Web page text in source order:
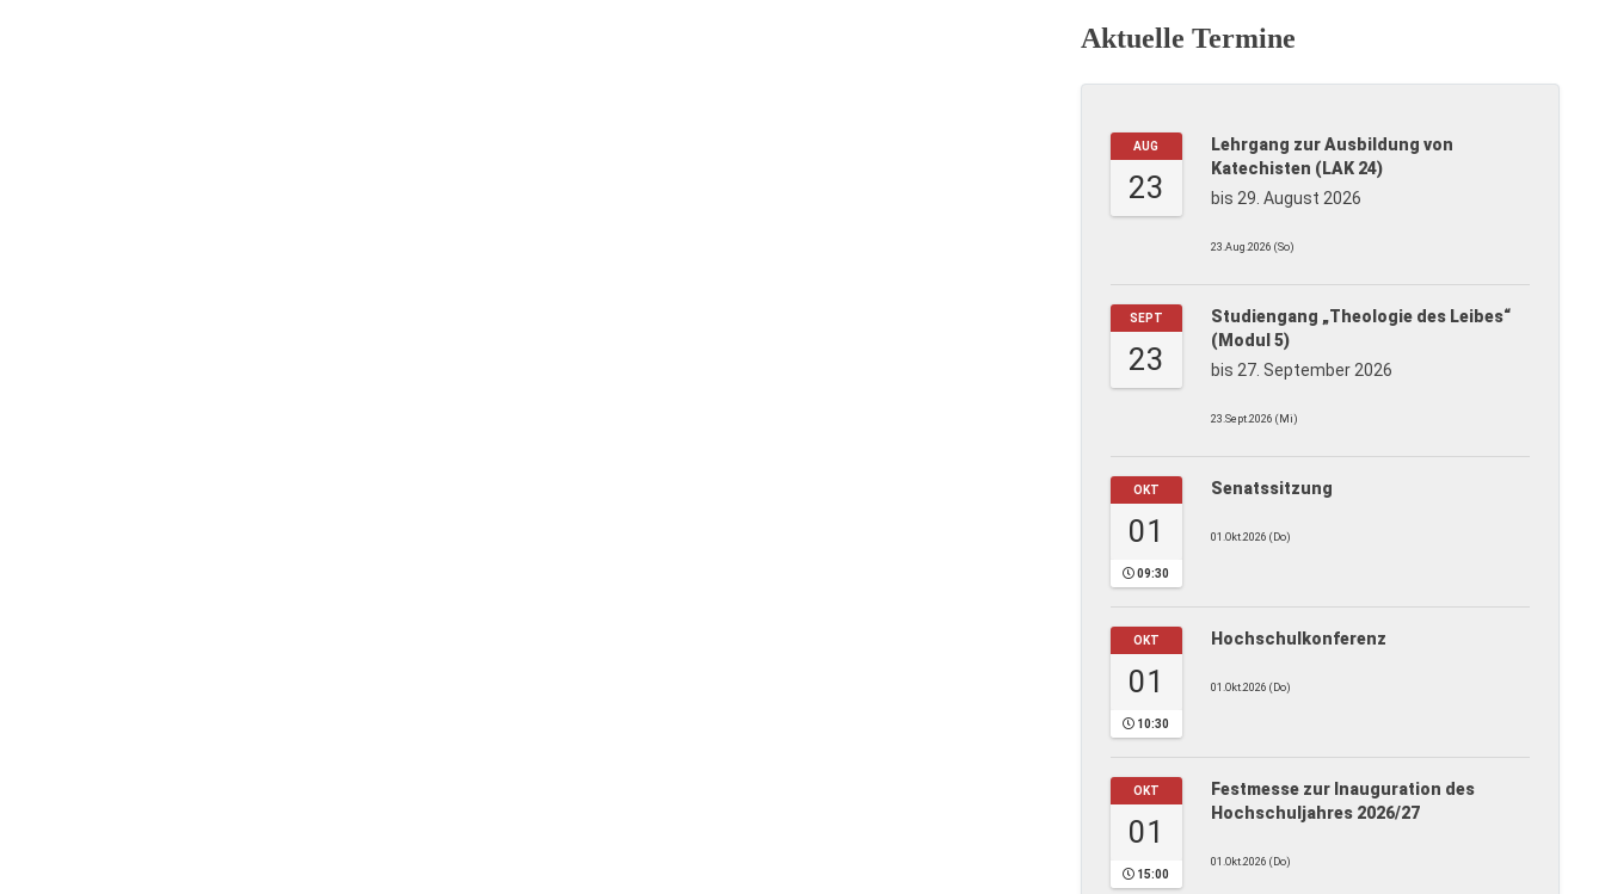
Aktuelle Termine
AUG
23
Lehrgang zur Ausbildung von
Katechisten (LAK 24)
bis 29. August 2026
23.Aug.2026 (So)
SEPT
23
Studiengang „Theologie des Leibes“
(Modul 5)
bis 27. September 2026
23.Sept.2026 (Mi)
OKT
01
09:30
Senatssitzung
01.Okt.2026 (Do)
OKT
01
10:30
Hochschulkonferenz
01.Okt.2026 (Do)
OKT
01
15:00
Festmesse zur Inauguration des
Hochschuljahres 2026/27
01.Okt.2026 (Do)